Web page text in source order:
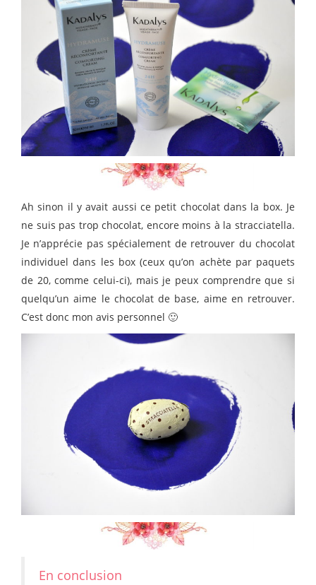
Ah sinon il y avait aussi ce petit chocolat dans la box. Je
ne suis pas trop chocolat, encore moins à la stracciatella.
Je n’apprécie pas spécialement de retrouver du chocolat
individuel dans les box (ceux qu’on achète par paquets
de 20, comme celui-ci), mais je peux comprendre que si
quelqu’un aime le chocolat de base, aime en retrouver.
C’est donc mon avis personnel 🙂
En conclusion